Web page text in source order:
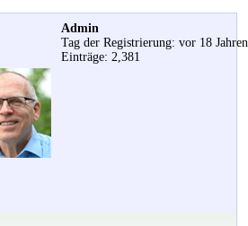
Admin
Tag der Registrierung: vor 18 Jahren
Einträge: 2,381